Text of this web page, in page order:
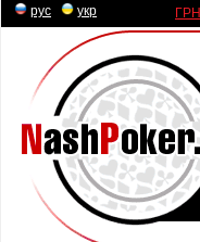
рус укр ГРН